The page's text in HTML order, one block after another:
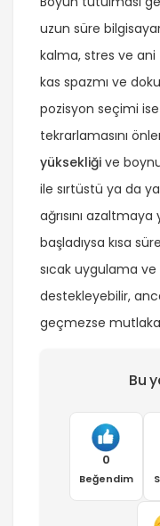
uzun süre
kalma, stres ve ani
kas spazmı ve
pozisyon seçimi
tekrarlamasını
yüksekliği ve
ile sırtüstü ya da
ağrısını
başladıysa kısa
sıcak uygulama
destekleyebilir,
geçmezse
Bu
0
Beğendim